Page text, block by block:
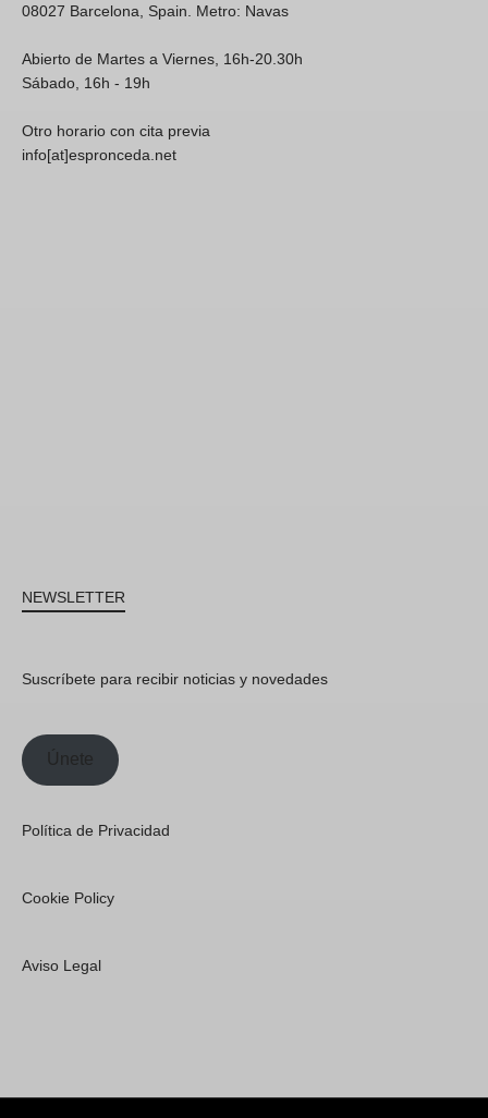
08027 Barcelona, Spain. Metro: Navas
Abierto de Martes a Viernes, 16h-20.30h
Sábado, 16h - 19h
Otro horario con cita previa
info[at]espronceda.net
NEWSLETTER
Suscríbete para recibir noticias y novedades
Únete
Política de Privacidad
Cookie Policy
Aviso Legal